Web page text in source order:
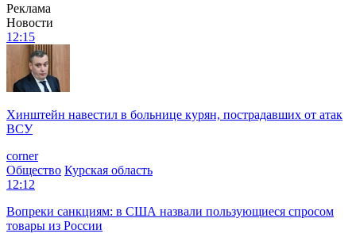
Реклама
Новости
12:15
Хинштейн навестил в больнице курян, пострадавших от атак
ВСУ
corner
Общество Курская область
12:12
Вопреки санкциям: в США назвали пользующиеся спросом
товары из России